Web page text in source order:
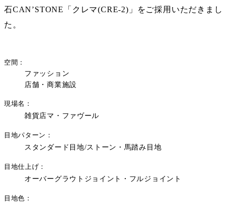
石CAN’STONE「クレマ(CRE-2)」をご採用いただきまし
た。
空間
ファッション
店舗・商業施設
現場名
雑貨店マ・ファヴール
目地パターン
スタンダード目地/ストーン・馬踏み目地
目地仕上げ
オーバーグラウトジョイント・フルジョイント
目地色